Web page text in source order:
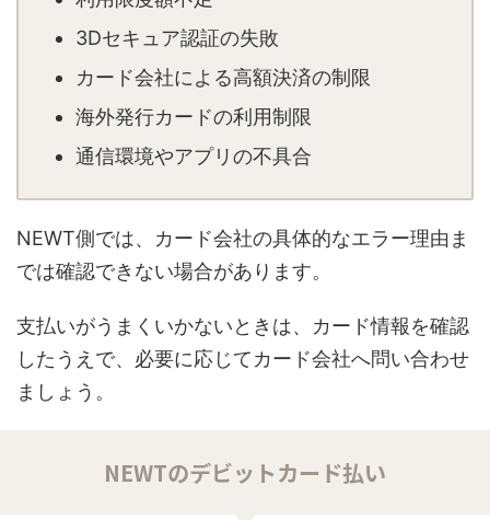
3Dセキュア認証の失敗
カード会社による高額決済の制限
海外発行カードの利用制限
通信環境やアプリの不具合
NEWT側では、カード会社の具体的なエラー理由ま
では確認できない場合があります。
支払いがうまくいかないときは、カード情報を確認
したうえで、必要に応じてカード会社へ問い合わせ
ましょう。
NEWTのデビットカード払い